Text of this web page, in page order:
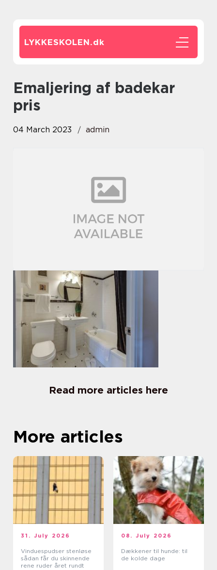
LYKKESKOLEN.dk
Emaljering af badekar
pris
04 March 2023 admin
Read more articles here
More articles
31. July 2026
Vinduespudser stenløse
sådan får du skinnende
rene ruder året rundt
08. July 2026
Dækkener til hunde: til
de kolde dage